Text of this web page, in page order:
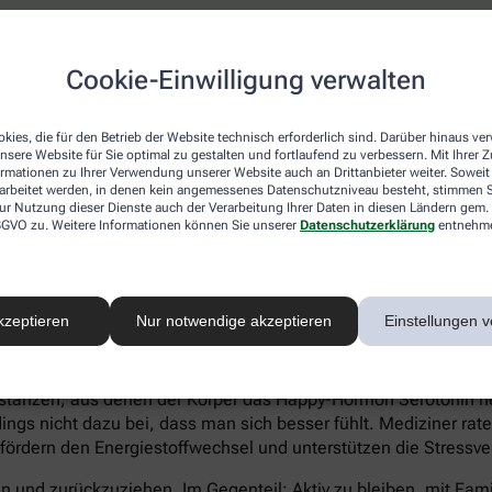
Cookie-Einwilligung verwalten
die für den Betrieb der Website technisch erforderlich sind. Darüber hinaus
Website für Sie optimal zu gestalten und fortlaufend zu verbessern. Mit Ihrer
zu Ihrer Verwendung unserer Website auch an Drittanbieter weiter. Soweit
werden, in denen kein angemessenes Datenschutzniveau besteht, stimmen
Nutzung dieser Dienste auch der Verarbeitung Ihrer Daten in diesen Ländern
zu. Weitere Informationen können Sie unserer Datenschutzerklärung
Nur notwendige akzeptieren Einstellungen
eher Ein- und Durchschlafstörungen anstatt eines
Heißhungerattacken. Ein Anzeichen für eine
sich zu kaum etwas aufraffen und sind permanent
sind typisch.
– auch wenn ein Angehöriger betroffen ist – sollte man
Deutsche Depressionshilfe auf:
Süßkram sind. Schokolade macht tatsächlich glücklich.
aus denen der Körper das Happy-Hormon Serotonin
nicht dazu bei, dass man sich besser fühlt. Mediziner
den Energiestoffwechsel und unterstützen die